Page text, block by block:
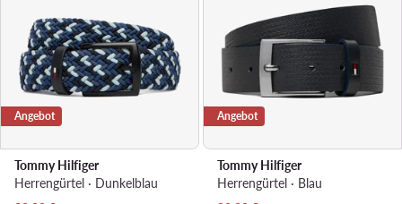
Angebot
Tommy Hilfiger
Herrengürtel · Dunkelblau
Angebot
Tommy Hilfiger
Herrengürtel · Blau